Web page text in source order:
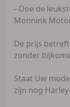
--Doe de
Monnink
De prijs
zonder
Staat Uw
zijn nog